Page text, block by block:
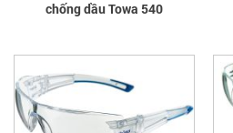
chống dầu Towa 540